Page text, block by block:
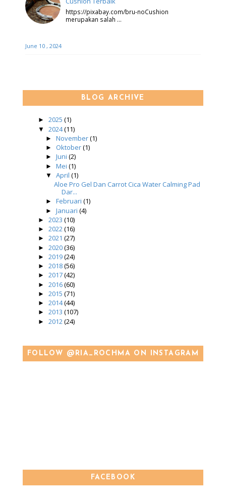
https://pixabay.com/bru-noCushion
merupakan salah …
June 10 , 2024
BLOG ARCHIVE
► 2025 (1)
▼ 2024(11)
►November(1)
► Oktober(1)
►Juni(2)
►Mei(1)
▼April(1)
Aloe Pro Gel Dan Carrot Cica Water Calming Pad
Dar...
►Februari(1)
►Januari(4)
► 2023 (10)
► 2022(16)
► 2021 (27)
► 2020(36)
► 2019(24)
► 2018(56)
► 2017(42)
► 2016(60)
► 2015 (71)
► 2014(44)
► 2013 (107)
► 2012 (24)
FOLLOW @RIA_ROCHMA ON INSTAGRAM
FACEBOOK